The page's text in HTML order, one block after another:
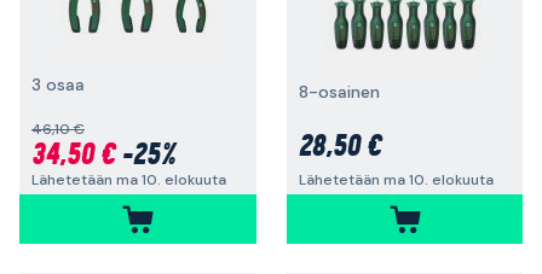
3 osaa
46,10 €
34,50 €-25%
Lähetetään ma 10. elokuuta
8-osainen
28,50 €
Lähetetään ma 10. elokuuta